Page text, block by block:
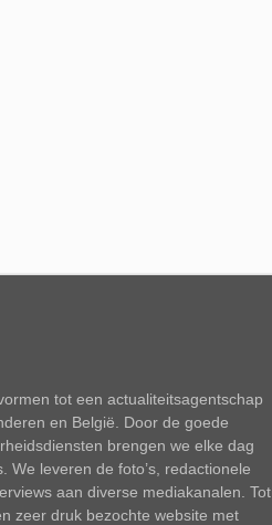
tot een actualiteitsagentschap
en België. Door de goede
brengen we elke dag
We leveren de foto’s, redactionele
aan diverse mediakanalen. Tot
zeer druk bezochte website met